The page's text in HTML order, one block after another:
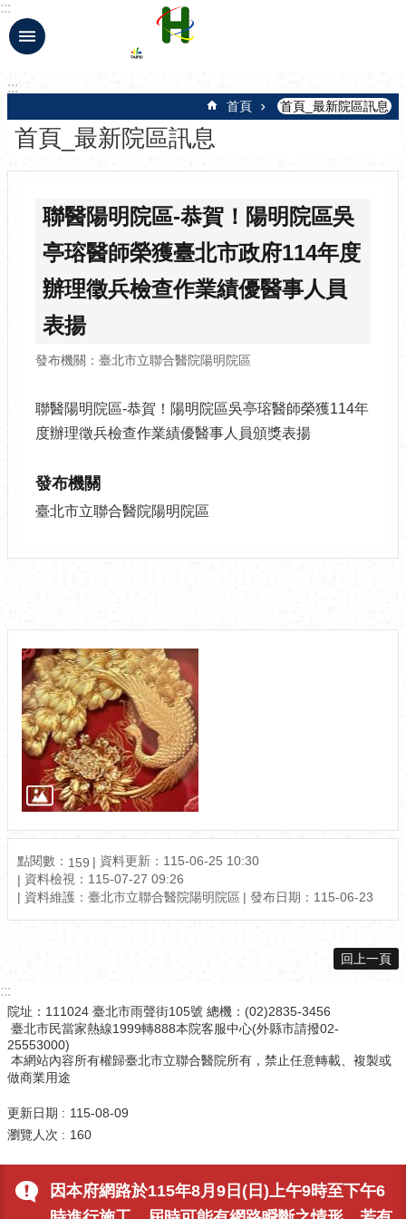
跳到主要內容區塊
因本府網路於115年8月9日(日)上午9時至下午6
:::
:::
首頁 首頁_最新院區訊息
首頁_最新院區訊息
聯醫陽明院區-恭賀！陽明院區吳
亭瑢醫師榮獲臺北市政府114年度
辦理徵兵檢查作業績優醫事人員
表揚
發布機關：臺北市立聯合醫院陽明院區
聯醫陽明院區-恭賀！陽明院區吳亭瑢醫師榮獲114年
度辦理徵兵檢查作業績優醫事人員頒獎表揚
發布機關
臺北市立聯合醫院陽明院區
點閱數： 159
資料更新：115-06-25 10:30
資料檢視：115-07-27 09:26
資料維護：臺北市立聯合醫院陽明院區
發布日期：115-06-23
回上一頁
:::
院址：111024 臺北市雨聲街105號 總機：(02)2835-3456
臺北市民當家熱線1999轉888本院客服中心(外縣市請撥02-
25553000)
本網站內容所有權歸臺北市立聯合醫院所有，禁止任意轉載、複製或
做商業用途
更新日期
115-08-09
瀏覽人次
160